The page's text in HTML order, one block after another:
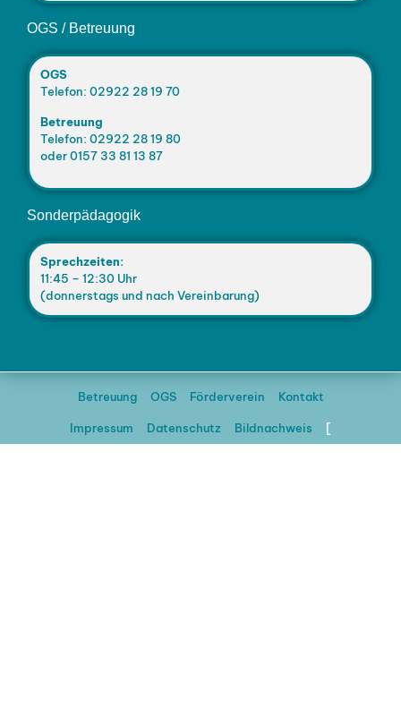
OGS / Betreuung
OGS
Telefon: 02922 28 19 70
Betreuung
Telefon: 02922 28 19 80
oder 0157 33 81 13 87
Sonderpädagogik
Sprechzeiten:
11:45 – 12:30 Uhr
(donnerstags und nach Vereinbarung)
Betreuung OGS Förderverein Kontakt
Impressum Datenschutz Bildnachweis [